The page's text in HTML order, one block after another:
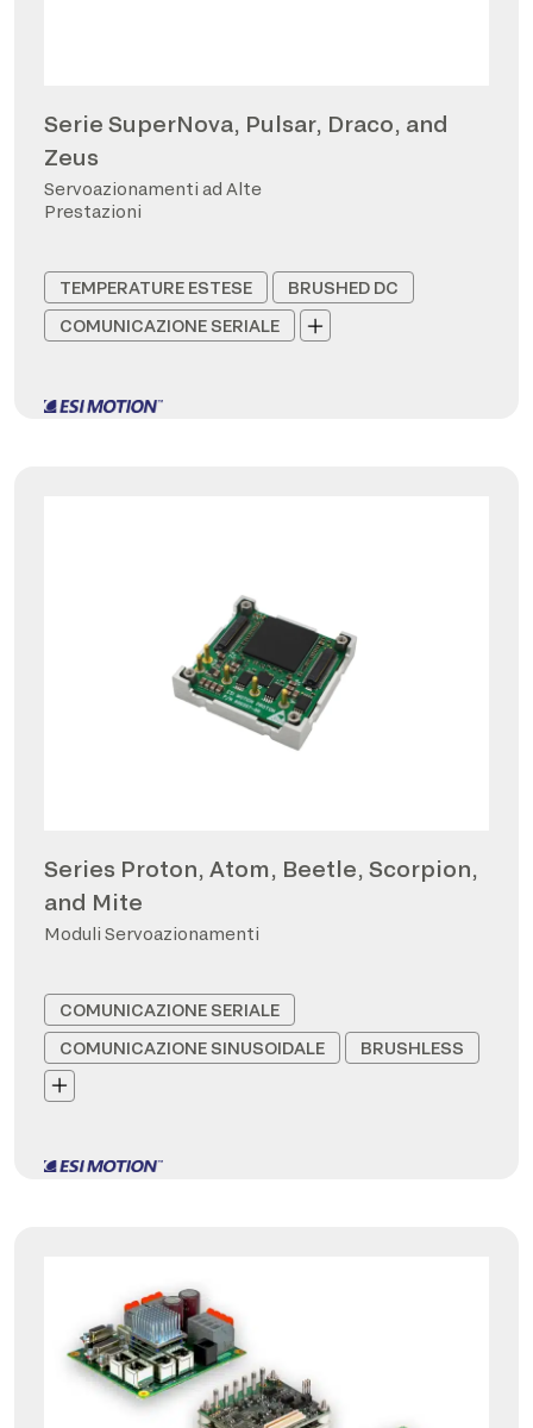
Serie SuperNova, Pulsar, Draco, and
Zeus
Servoazionamenti ad Alte
Prestazioni
TEMPERATURE ESTESE
BRUSHED DC
COMUNICAZIONE SERIALE
Series Proton, Atom, Beetle, Scorpion,
and Mite
Moduli Servoazionamenti
COMUNICAZIONE SERIALE
COMUNICAZIONE SINUSOIDALE
BRUSHLESS